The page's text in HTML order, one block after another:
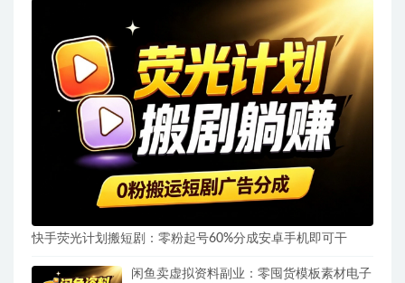
快手荧光计划搬短剧：零粉起号60%分成安卓手机即可干
闲鱼卖虚拟资料副业：零囤货模板素材电子